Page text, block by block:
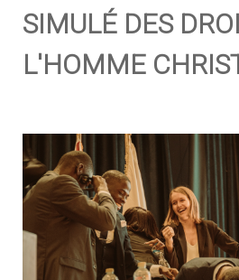
SIMULÉ DES
L'HOMME